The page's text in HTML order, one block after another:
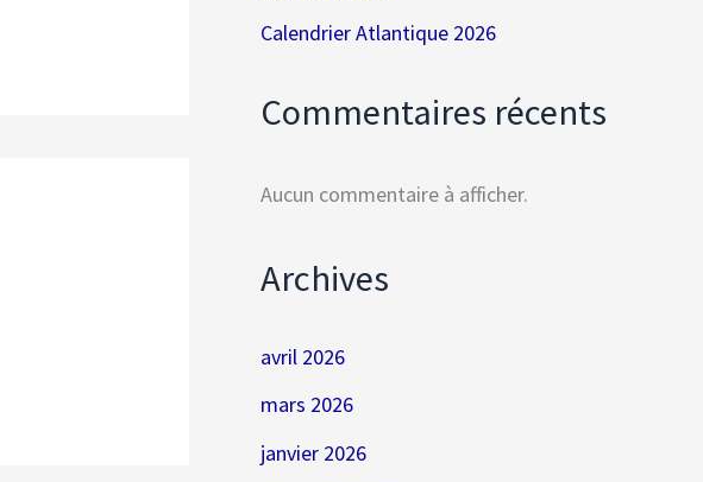
Calendrier Atlantique 2026
Commentaires récents
Aucun commentaire à afficher.
Archives
avril 2026
mars 2026
janvier 2026